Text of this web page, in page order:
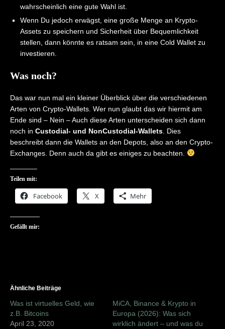
wahrscheinlich eine gute Wahl ist.
Wenn Du jedoch erwägst, eine große Menge an Krypto-
Assets zu speichern und Sicherheit über Bequemlichkeit
stellen, dann könnte es ratsam sein, in eine Cold Wallet zu
investieren.
Was noch?
Das war nun mal ein kleiner Überblick über die verschiedenen
Arten von Crypto-Wallets. Wer nun glaubt das wir hiermit am
Ende sind – Nein – Auch diese Arten unterscheiden sich dann
noch in Custodial- und NonCustodial-Wallets . Dies
beschreibt dann die Wallets an den Depots, also an den Crypto-
Exchanges. Denn auch da gibt es einiges zu beachten.
Teilen mit:
Facebook X Mehr
Gefällt mir:
Ähnliche Beiträge
Was ist virtuelles Geld, wie
z.B. Bitcoins
April 23, 2020
MiCA, Binance & Krypto in
Europa (2026): Was sich
wirklich ändert – und was du